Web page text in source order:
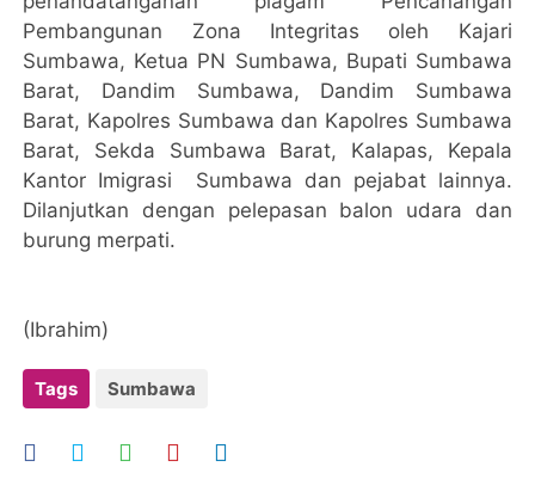
Pembangunan Zona Integritas oleh Kajari
Sumbawa, Ketua PN Sumbawa, Bupati Sumbawa
Barat, Dandim Sumbawa, Dandim Sumbawa
Barat, Kapolres Sumbawa dan Kapolres Sumbawa
Barat, Sekda Sumbawa Barat, Kalapas, Kepala
Kantor Imigrasi Sumbawa dan pejabat lainnya.
Dilanjutkan dengan pelepasan balon udara dan
burung merpati.
(Ibrahim)
Tags Sumbawa